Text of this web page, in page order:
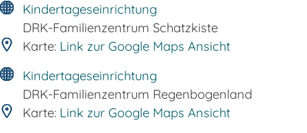
Kindertageseinrichtung
DRK-Familienzentrum Schatzkiste
Karte: Link zur Google Maps Ansicht
Kindertageseinrichtung
DRK-Familienzentrum Regenbogenland
Karte: Link zur Google Maps Ansicht